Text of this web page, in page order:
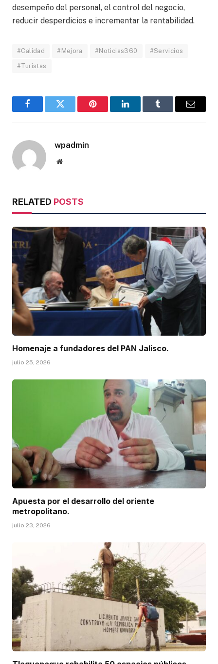
desempeño del personal, el control del negocio,
reducir desperdicios e incrementar la rentabilidad.
#Calidad #Mejora #Noticias360 #Servicios
#Turistas
FacebookTwitter Pinterest LinkedInTumblr Email
wpadmin
Website
RELATED POSTS
Homenaje a fundadores del PAN Jalisco.
julio 25, 2026
Apuesta por el desarrollo del oriente
metropolitano.
julio 23, 2026